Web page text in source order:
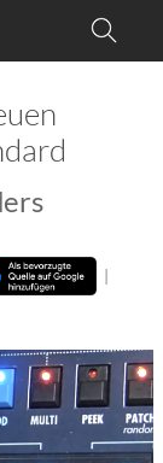
|